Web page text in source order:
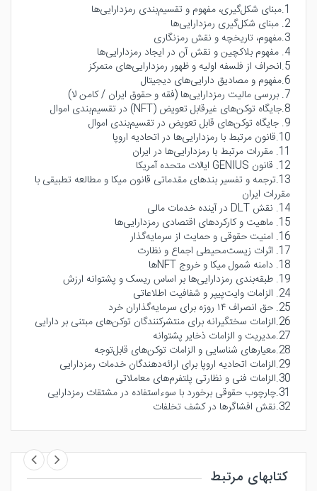
1.مبنای شکل‌گیری، مفهوم و تقسیم‌بندی رمزدارایی‌ها
2. مبنای شکل‌گیری رمزدارایی‌ها
3.مفهوم، تاریخچه و نقش رمزنگاری
4. مفهوم بلاکچین و نقش آن در ایجاد رمزدارایی‌ها
5.انحراف از فلسفه اولیه و ظهور رمزدارایی‌های متمرکز
6.مفهوم و مصادیق دارایی‌های دیجیتال
7. بررسی مالیت رمزدارایی‌ها (فقه و حقوق ایران / کامن لا)
8.جایگاه توکن‌های غیرقابل تعویض (NFT) در تقسیم‌بندی اموال
9. جایگاه توکن‌های قابل تعویض در تقسیم‌بندی اموال
10.قانون مرتبط با رمزدارایی‌ها در اتحادیه اروپا
11. مقررات مرتبط با رمزدارایی‌ها در ایران
12. قانون GENIUS ایالات متحده آمریکا
13.ترجمه و تفسیر بندهای مقدماتی قانون میکا و مطالعه تطبیقی با
مقررات ایران
14. نقش DLT در آینده خدمات مالی
15. ماهیت و کارکردهای اقتصادی رمزدارایی‌ها
16. امنیت حقوقی و حمایت از سرمایه‌گذار
17. اثرات زیست‌محیطی اجماع و نظارت
18. دامنه شمول میکا و خروج NFTها
19. طبقه‌بندی رمزدارایی‌ها بر اساس ریسک و پشتوانه ارزش
24. الزامات وایت‌پیپر و شفافیت اطلاعاتی
25. حق انصراف ۱۴ روزه برای سرمایه‌گذاران خرد
26.الزامات سختگیرانه برای منتشرکنندگان توکن‌های مبتنی بر دارایی
27.مدیریت و الزامات ذخایر پشتوانه
28.معیارهای شناسایی و الزامات توکن‌های قابل‌توجه
29.الزامات اتحادیه اروپا برای ارائه‌دهندگان خدمات رمزدارایی
30.الزامات فنی و نظارتی پلتفرم‌های معاملاتی
31.چارچوب حقوقی برخورد با سوءاستفاده در مشتقات رمزدارایی
32.نقش افشاگرها در کشف تخلفات
کتابهای مرتبط